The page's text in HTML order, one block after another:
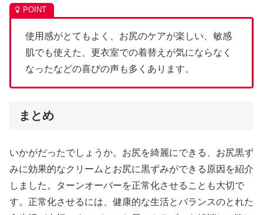
使用感がとてもよく、お尻のケアが楽しい、敏感
肌でも使えた、更衣室での着替えが気にならなく
なったなどの喜びの声も多くあります。
まとめ
いかがだったでしょうか。お尻を綺麗にできる、お尻黒ず
みに効果的なクリームとお尻に黒ずみができる原因を紹介
しました。ターンオーバーを正常化させることも大切で
す。正常化させるには、健康的な生活とバランスのとれた